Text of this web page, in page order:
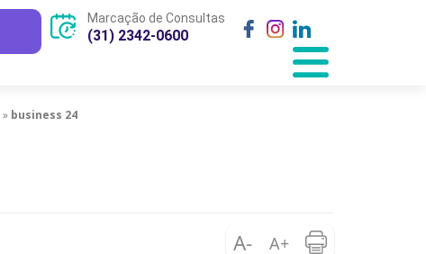
Marcação de Consultas
(31) 2342-0600
» business 24